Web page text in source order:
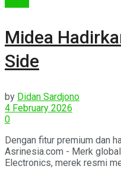
Midea
Side
by Didan Sardjono
4 February 2026
0
Dengan fitur premium dan
Asrinesia.com - Merk
Electronics, merek resmi